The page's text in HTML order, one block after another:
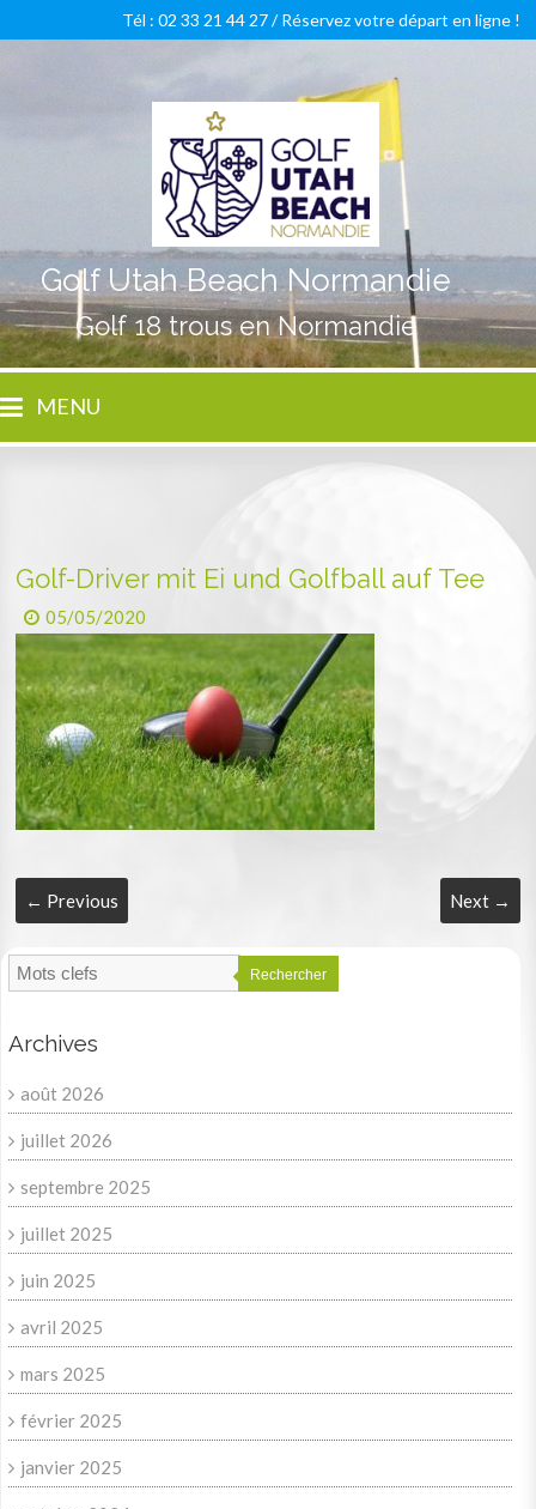
Golf Utah Beach Normandie
Golf 18 trous en Normandie
Tél : 02 33 21 44 27 /Réservez votre départ en ligne !
MENU
Golf-Driver mit Ei und Golfball auf Tee
05/05/2020
← Previous Next →
Rechercher
Archives
août 2026
juillet 2026
septembre 2025
juillet 2025
juin 2025
avril 2025
mars 2025
février 2025
janvier 2025